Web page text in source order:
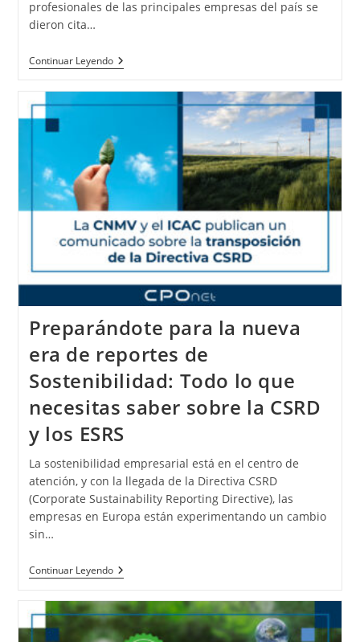
profesionales de las principales empresas del país se
dieron cita…
Continuar Leyendo
Preparándote para la nueva
era de reportes de
Sostenibilidad: Todo lo que
necesitas saber sobre la CSRD
y los ESRS
La sostenibilidad empresarial está en el centro de
atención, y con la llegada de la Directiva CSRD
(Corporate Sustainability Reporting Directive), las
empresas en Europa están experimentando un cambio
sin…
Continuar Leyendo